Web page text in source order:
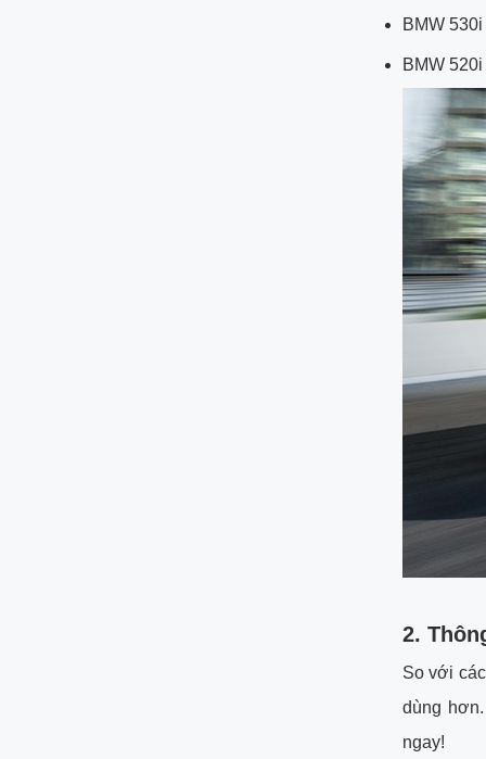
BMW
BMW
2.
So với
dùng
ngay!